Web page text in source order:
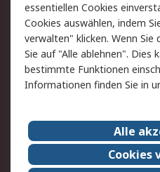
AGB
Cookie-Richtlinie
Copyright/Impressum
Karriere bei RS
essentiellen Cookies
Cookies auswählen, indem
verwalten" klicken. Wenn
Sie auf "Alle ablehnen". Dies
bestimmte Funktionen
Informationen finden Sie in
Alle
Cookies